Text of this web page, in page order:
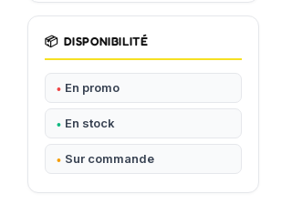
📦 DISPONIBILITÉ
En promo
En stock
Sur commande